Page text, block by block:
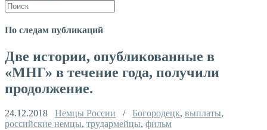
По следам публикаций
Две истории, опубликованные в
«МНГ» в течение года, получили
продолжение.
24.12.2018 Немцы России / Богородецк, выплаты,
российские немцы, трудармейцы, фильм